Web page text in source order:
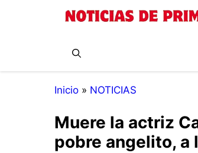
Inicio » NOTICIAS
Muere la actriz
pobre angelito, a